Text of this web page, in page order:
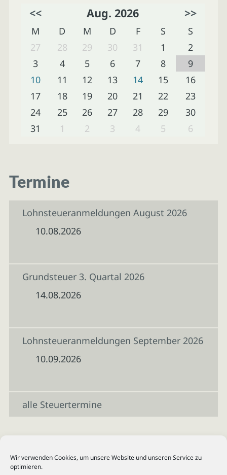
Wir verwenden Cookies, um unsere Website und unseren Service zu
optimieren.
<< Aug. 2026 >>
M D M D F S
S
27
28 29 30 31 1
2
3
4 5 6 7 8
9
10
11 12 13 14 15
16
17
18 19 20 21 22
23
24
25 26 27 28 29
30
31
1 2 3 4 5 6
Termine
Lohnsteueranmeldungen August 2026
10.08.2026
Grundsteuer 3. Quartal 2026
14.08.2026
Lohnsteueranmeldungen September 2026
10.09.2026
alle Steuertermine